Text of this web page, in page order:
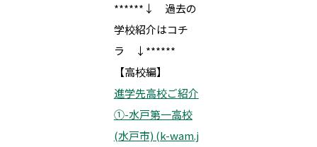
******↓ 過去の
学校紹介はコチ
ラ ↓******
【高校編】
進学先高校ご紹介
①-水戸第一高校
(水戸市) (k-wam.j